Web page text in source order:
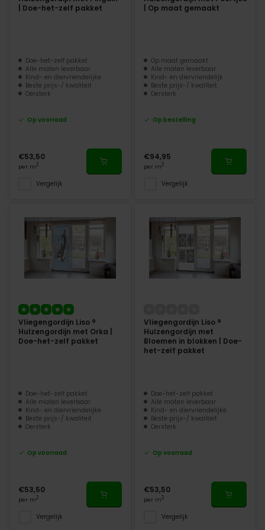
| Doe-het-zelf pakket
Doe-het-zelf pakket
Alle maten leverbaar
Kind- en diervriendelijke
Beste prijs-/ kwaliteit
Oersterk
Op voorraad
€53,50
per m2
Vergelijk
| Op maat gemaakt
Op maat gemaakt
Alle maten leverbaar
Kind- en diervriendelijk
Beste prijs-/ kwaliteit
Oersterk
Op bestelling
€94,95
per m2
Vergelijk
Vliegengordijn Liso ®
Hulzengordijn met Orka |
Doe-het-zelf pakket
Doe-het-zelf pakket
Alle maten leverbaar
Kind- en diervriendelijke
Beste prijs-/ kwaliteit
Oersterk
Op voorraad
€53,50
per m2
Vergelijk
Vliegengordijn Liso ®
Hulzengordijn met
Bloemen in blokken | Doe-
het-zelf pakket
Doe-het-zelf pakket
Alle maten leverbaar
Kind- en diervriendelijke
Beste prijs-/ kwaliteit
Oersterk
Op voorraad
€53,50
per m2
Vergelijk